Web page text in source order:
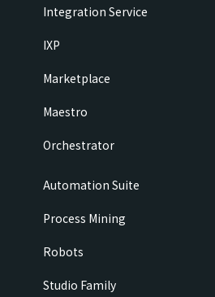
Integration Service
IXP
Marketplace
Maestro
Orchestrator
Automation Suite
Process Mining
Robots
Studio Family